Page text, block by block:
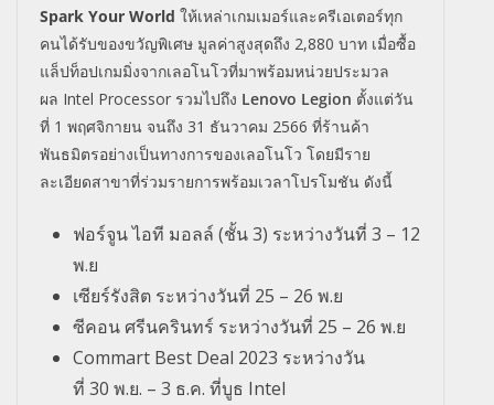
Spark Your World ให้เหล่าเกมเมอร์และครีเอเตอร์ทุก
คนได้รับของขวัญพิเศษ มูลค่าสูงสุดถึง 2,880 บาท เมื่อซื้อ
แล็ปท็อปเกมมิ่งจากเลอโนโวที่มาพร้อมหน่วยประมวล
ผล Intel Processor รวมไปถึง Lenovo Legion ตั้งแต่วัน
ที่ 1 พฤศจิกายน จนถึง 31 ธันวาคม 2566 ที่ร้านค้า
พันธมิตรอย่างเป็นทางการของเลอโนโว โดยมีราย
ละเอียดสาขาที่ร่วมรายการพร้อมเวลาโปรโมชัน ดังนี้
ฟอร์จูน ไอที มอลล์ (ชั้น 3) ระหว่างวันที่ 3 – 12
พ.ย
เซียร์รังสิต ระหว่างวันที่ 25 – 26 พ.ย
ซีคอน ศรีนครินทร์ ระหว่างวันที่ 25 – 26 พ.ย
Commart Best Deal 2023 ระหว่างวัน
ที่ 30 พ.ย. – 3 ธ.ค. ที่บูธ Intel